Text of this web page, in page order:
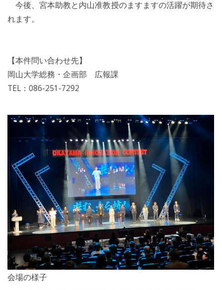
今後、宮本助教と内山准教授のますますの活躍が期待さ
れます。
【本件問い合わせ先】
岡山大学総務・企画部 広報課
TEL：086-251-7292
会場の様子